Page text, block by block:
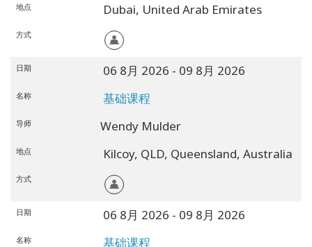
地点 Dubai, United Arab Emirates
方式
日期 06 8月 2026 - 09 8月 2026
名称 基础课程
导师 Wendy Mulder
地点 Kilcoy, QLD, Queensland, Australia
方式
日期 06 8月 2026 - 09 8月 2026
名称 基础课程